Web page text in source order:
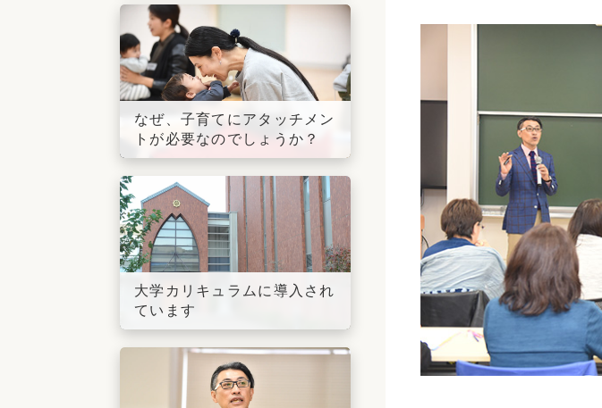
なぜ、子育てにアタッチメン
トが必要なのでしょうか？
大学カリキュラムに導入され
ています